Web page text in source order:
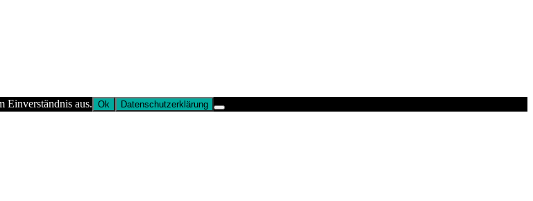
Einverständnis aus. Ok Datenschutzerklärung